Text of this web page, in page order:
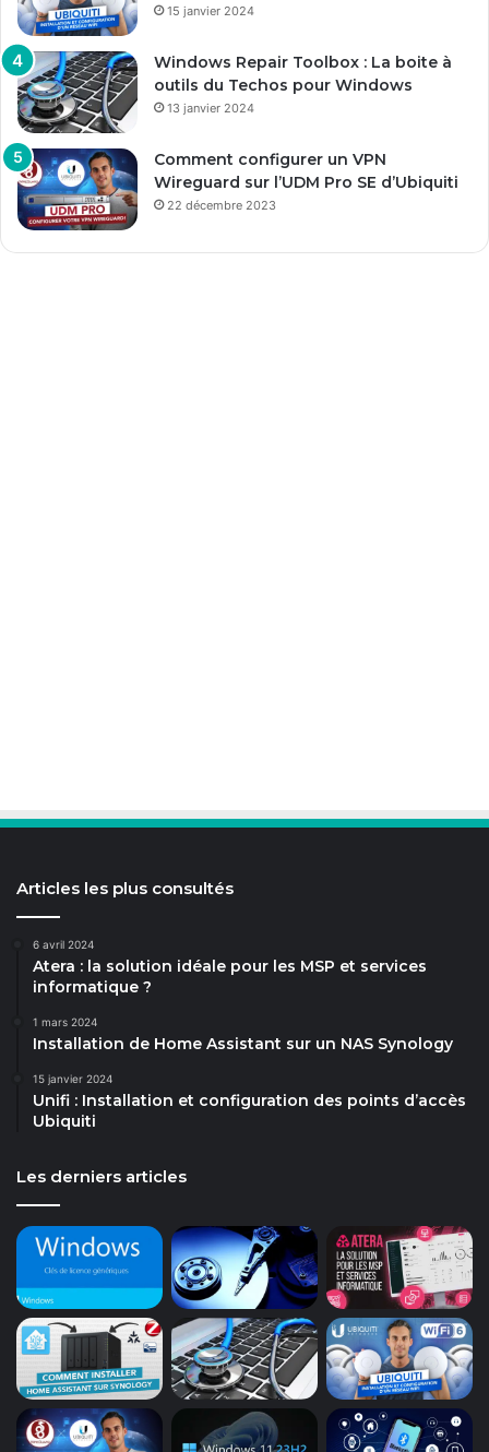
15 janvier 2024
Windows Repair Toolbox : La boite à
outils du Techos pour Windows
13 janvier 2024
Comment configurer un VPN
Wireguard sur l’UDM Pro SE d’Ubiquiti
22 décembre 2023
Articles les plus consultés
6 avril 2024
Atera : la solution idéale pour les MSP et services
informatique ?
1 mars 2024
Installation de Home Assistant sur un NAS Synology
15 janvier 2024
Unifi : Installation et configuration des points d’accès
Ubiquiti
Les derniers articles